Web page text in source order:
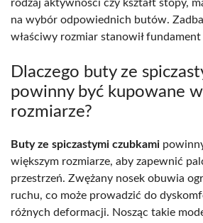
rodzaj aktywności czy kształt stopy,
na wybór odpowiednich butów.
właściwy rozmiar stanowił fundament
Dlaczego buty ze
powinny być kupowane
rozmiarze?
Buty ze spiczastymi czubkami
większym rozmiarze, aby zapewnić
przestrzeń. Zwężany nosek obuwia
ruchu, co może prowadzić do
różnych deformacji. Nosząc takie